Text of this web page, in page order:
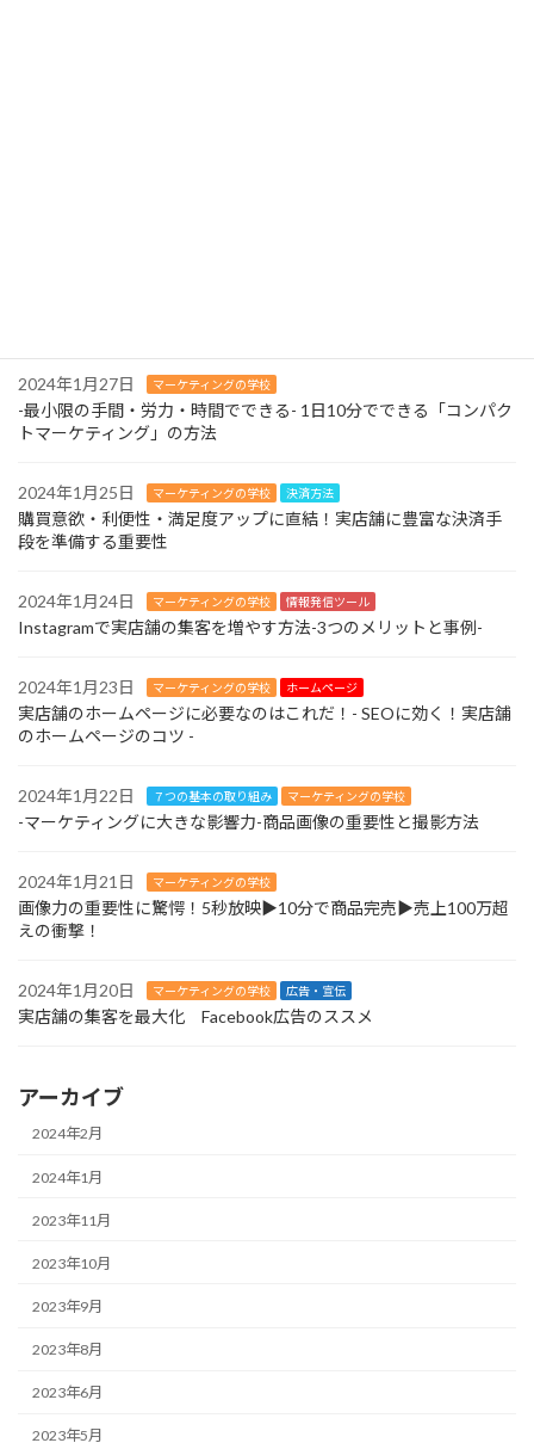
2024年1月27日 マーケティングの学校
-最小限の手間・労力・時間でできる- 1日10分でできる「コンパク
トマーケティング」の方法
2024年1月25日 マーケティングの学校 決済方法
購買意欲・利便性・満足度アップに直結！実店舗に豊富な決済手
段を準備する重要性
2024年1月24日 マーケティングの学校 情報発信ツール
Instagramで実店舗の集客を増やす方法-3つのメリットと事例-
2024年1月23日 マーケティングの学校 ホームページ
実店舗のホームページに必要なのはこれだ！- SEOに効く！実店舗
のホームページのコツ -
2024年1月22日 ７つの基本の取り組み マーケティングの学校
-マーケティングに大きな影響力-商品画像の重要性と撮影方法
2024年1月21日 マーケティングの学校
画像力の重要性に驚愕！5秒放映▶︎10分で商品完売▶︎売上100万超
えの衝撃！
2024年1月20日 マーケティングの学校 広告・宣伝
実店舗の集客を最大化 Facebook広告のススメ
アーカイブ
2024年2月
2024年1月
2023年11月
2023年10月
2023年9月
2023年8月
2023年6月
2023年5月